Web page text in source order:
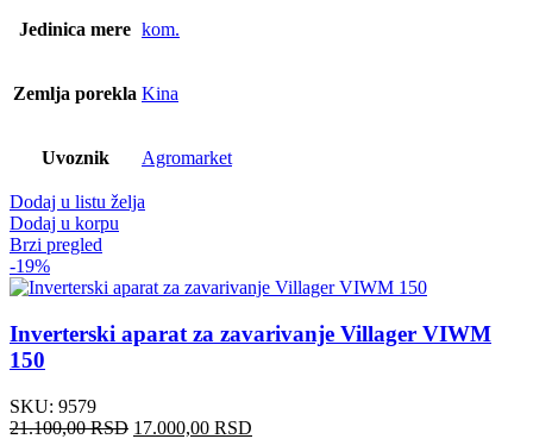
Jedinica mere kom.
Zemlja porekla Kina
Uvoznik Agromarket
Dodaj u listu želja
Dodaj u korpu
Brzi pregled
-19%
Inverterski aparat za zavarivanje Villager VIWM
150
SKU: 9579
21.100,00RSD Оригинална
17.000,00 RSD